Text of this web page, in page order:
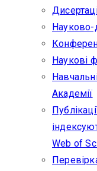
Науково-
Наукові
Академії
Web of